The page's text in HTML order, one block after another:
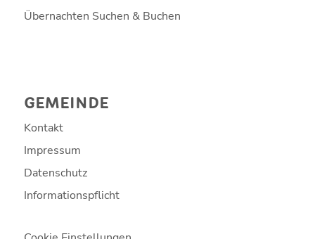
Übernachten Suchen & Buchen
GEMEINDE
Kontakt
Impressum
Datenschutz
Informationspflicht